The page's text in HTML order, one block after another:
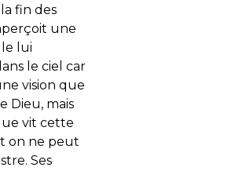
fin des
une
lui
le ciel car
vision que
Dieu, mais
vit cette
on ne peut
Ses